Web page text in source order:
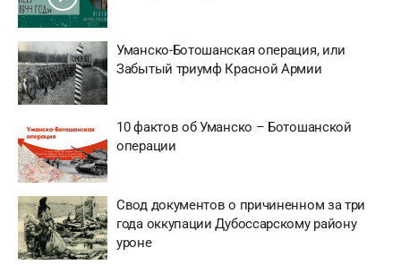
Уманско-Ботошанская операция, или
Забытый триумф Красной Армии
10 фактов об Уманско – Ботошанской
операции
Свод документов о причиненном за три
года оккупации Дубоссарскому району
уроне